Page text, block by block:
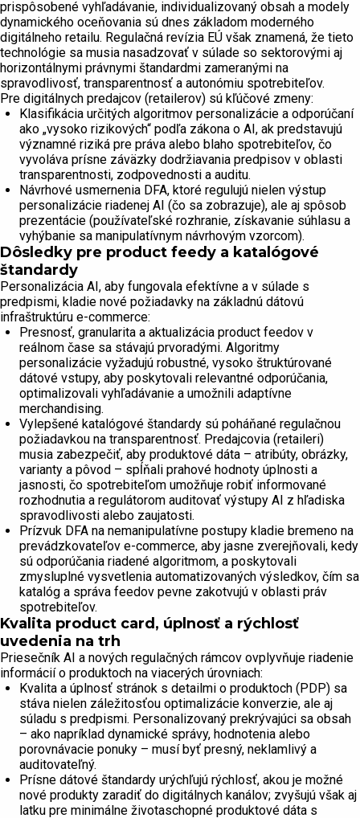
prispôsobené vyhľadávanie, individualizovaný obsah a modely
dynamického oceňovania sú dnes základom moderného
digitálneho retailu. Regulačná revízia EÚ však znamená, že tieto
technológie sa musia nasadzovať v súlade so sektorovými aj
horizontálnymi právnymi štandardmi zameranými na
spravodlivosť, transparentnosť a autonómiu spotrebiteľov.
Pre digitálnych predajcov (retailerov) sú kľúčové zmeny:
Klasifikácia určitých algoritmov personalizácie a odporúčaní
ako „vysoko rizikových“ podľa zákona o AI, ak predstavujú
významné riziká pre práva alebo blaho spotrebiteľov, čo
vyvoláva prísne záväzky dodržiavania predpisov v oblasti
transparentnosti, zodpovednosti a auditu.
Návrhové usmernenia DFA, ktoré regulujú nielen výstup
personalizácie riadenej AI (čo sa zobrazuje), ale aj spôsob
prezentácie (používateľské rozhranie, získavanie súhlasu a
vyhýbanie sa manipulatívnym návrhovým vzorcom).
Dôsledky pre product feedy a katalógové
štandardy
Personalizácia AI, aby fungovala efektívne a v súlade s
predpismi, kladie nové požiadavky na základnú dátovú
infraštruktúru e-commerce:
Presnosť, granularita a aktualizácia product feedov v
reálnom čase sa stávajú prvoradými. Algoritmy
personalizácie vyžadujú robustné, vysoko štruktúrované
dátové vstupy, aby poskytovali relevantné odporúčania,
optimalizovali vyhľadávanie a umožnili adaptívne
merchandising.
Vylepšené katalógové štandardy sú poháňané regulačnou
požiadavkou na transparentnosť. Predajcovia (retaileri)
musia zabezpečiť, aby produktové dáta – atribúty, obrázky,
varianty a pôvod – spĺňali prahové hodnoty úplnosti a
jasnosti, čo spotrebiteľom umožňuje robiť informované
rozhodnutia a regulátorom auditovať výstupy AI z hľadiska
spravodlivosti alebo zaujatosti.
Prízvuk DFA na nemanipulatívne postupy kladie bremeno na
prevádzkovateľov e-commerce, aby jasne zverejňovali, kedy
sú odporúčania riadené algoritmom, a poskytovali
zmysluplné vysvetlenia automatizovaných výsledkov, čím sa
katalóg a správa feedov pevne zakotvujú v oblasti práv
spotrebiteľov.
Kvalita product card, úplnosť a rýchlosť
uvedenia na trh
Priesečník AI a nových regulačných rámcov ovplyvňuje riadenie
informácií o produktoch na viacerých úrovniach:
Kvalita a úplnosť stránok s detailmi o produktoch (PDP) sa
stáva nielen záležitosťou optimalizácie konverzie, ale aj
súladu s predpismi. Personalizovaný prekrývajúci sa obsah
– ako napríklad dynamické správy, hodnotenia alebo
porovnávacie ponuky – musí byť presný, neklamlivý a
auditovateľný.
Prísne dátové štandardy urýchľujú rýchlosť, akou je možné
nové produkty zaradiť do digitálnych kanálov; zvyšujú však aj
latku pre minimálne životaschopné produktové dáta s